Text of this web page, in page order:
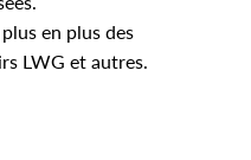
en plus des
LWG et autres.